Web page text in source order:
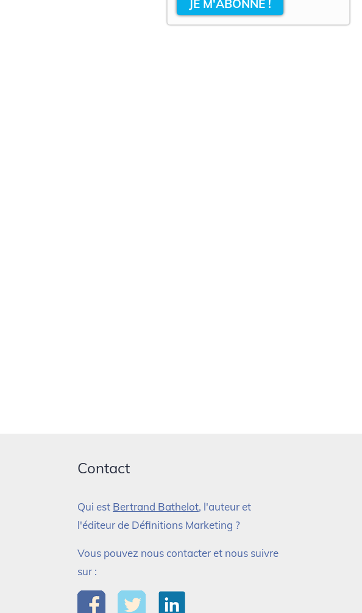
Contact
Qui est Bertrand Bathelot, l'auteur et
l'éditeur de Définitions Marketing ?
Vous pouvez nous contacter et nous suivre
sur :